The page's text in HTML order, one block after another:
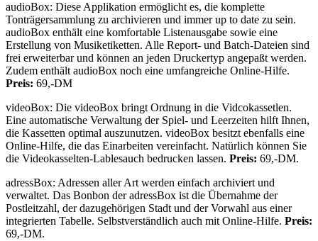
audioBox: Diese Applikation ermöglicht es, die komplette
Tonträgersammlung zu archivieren und immer up to date zu sein.
audioBox enthält eine komfortable Listenausgabe sowie eine
Erstellung von Musiketiketten. Alle Report- und Batch-Dateien sind
frei erweiterbar und können an jeden Druckertyp angepaßt werden.
Zudem enthält audioBox noch eine umfangreiche Online-Hilfe.
Preis: 69,-DM
videoBox: Die videoBox bringt Ordnung in die Vidcokassetlen.
Eine automatische Verwaltung der Spiel- und Leerzeiten hilft Ihnen,
die Kassetten optimal auszunutzen. videoBox besitzt ebenfalls eine
Online-Hilfe, die das Einarbeiten vereinfacht. Natürlich können Sie
die Videokasselten-Lablesauch bedrucken lassen. Preis: 69,-DM.
adressBox: Adressen aller Art werden einfach archiviert und
verwaltet. Das Bonbon der adressBox ist die Übernahme der
Postleitzahl, der dazugehörigen Stadt und der Vorwahl aus einer
integrierten Tabelle. Selbstverständlich auch mit Online-Hilfe. Preis:
69,-DM.